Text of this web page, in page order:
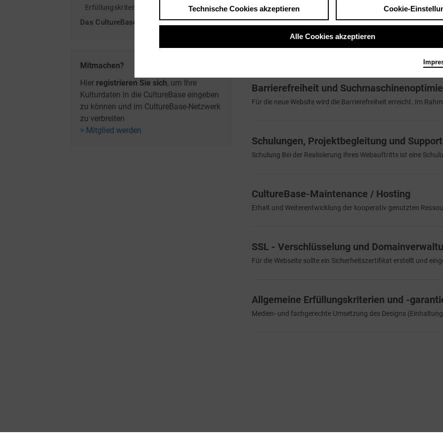
Erfüllungskriterien
Das CultureBase CMS cb-flex
Mitmachen?
Hier registrieren Sie sich, um Ihre
Kulturdaten in die CultureBase eingeben
zu können und im CultureBase-Netzwerk
zu verbreiten
> Mitglied werden
Zugang Cb Flex
Cb Flex 1.0 (bitte Abkündigung beachten)
Barrierefreiheit und
Für die neue Website wird die Barrierefreiheit erreicht. Im
Schulungen, Projektbegleitung und Support
Schulung Bei der Realisierung Ihres Webauftritts ist eine
CultureBase-Maintenance / Hosting
Erhalt und Weiterentwicklung der kooperativ genutzten
SSL - Verschlüsselung und
Für die Webseite sollte ein Sicherheitszertifikat erstellt und
Allgemeine Erfüllungskriterien und -
Medien- und fachgerechte Umsetzung des Designs (Einhaltung
Technische Cookies akzeptieren Cookie-
Alle Cookies akzeptieren